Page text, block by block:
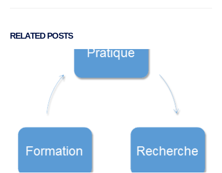
RELATED POSTS